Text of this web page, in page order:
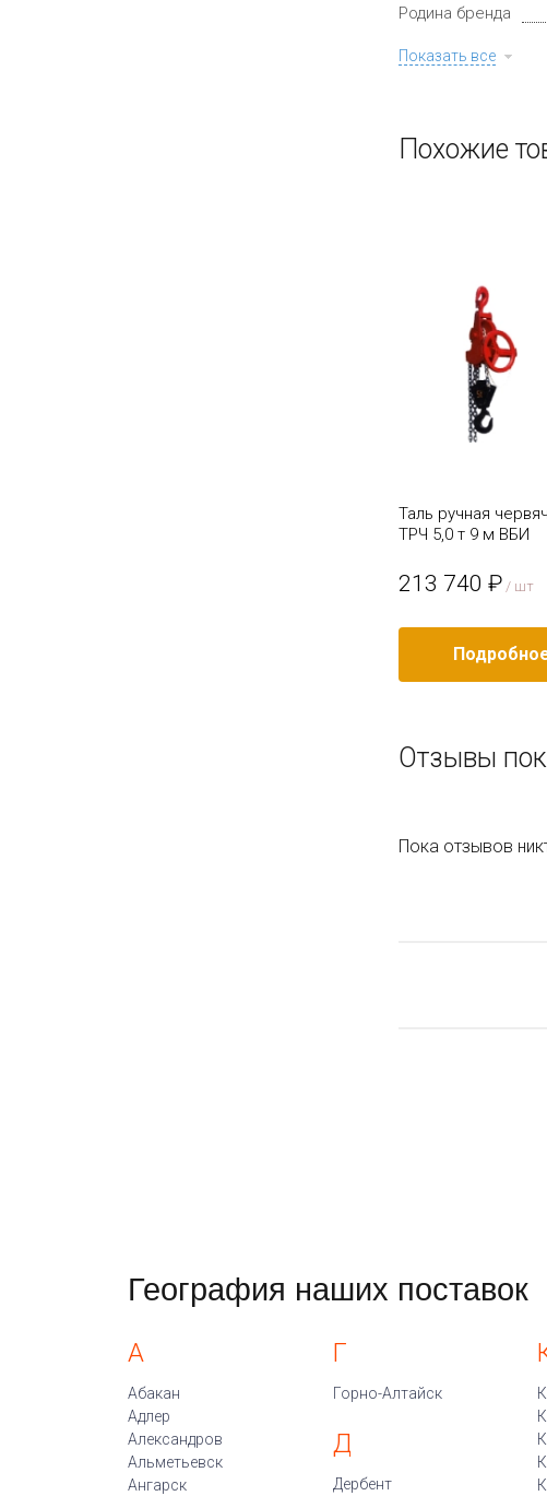
Родина бренда
Показать все
Похожие
Таль ручная
ТРЧ 5,0 т 9 м ВБИ
213 740 ₽ / шт
Отзывы
Пока отзывов
География наших поставок
А
Абакан
Адлер
Александров
Альметьевск
Ангарск
Г
Горно-Алтайск
Д
Дербент